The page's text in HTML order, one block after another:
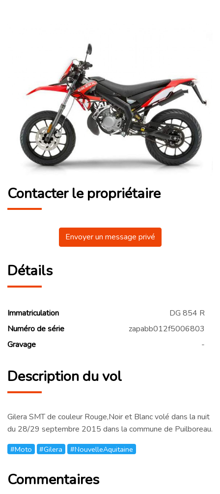
Contacter le propriétaire
Envoyer un message privé
Détails
Immatriculation
DG 854 R
Numéro de série
zapabb012f5006803
Gravage
-
Description du vol
Gilera SMT de couleur Rouge,Noir et Blanc volé dans la nuit
du 28/29 septembre 2015 dans la commune de Puilboreau.
#Moto #Gilera #NouvelleAquitaine
Commentaires